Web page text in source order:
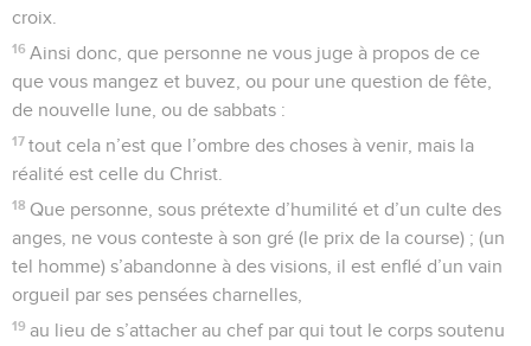
croix.
16 Ainsi donc, que personne ne vous juge à propos de ce
que vous mangez et buvez, ou pour une question de fête,
de nouvelle lune, ou de sabbats :
17 tout cela n’est que l’ombre des choses à venir, mais la
réalité est celle du Christ.
18 Que personne, sous prétexte d’humilité et d’un culte des
anges, ne vous conteste à son gré (le prix de la course) ; (un
tel homme) s’abandonne à des visions, il est enflé d’un vain
orgueil par ses pensées charnelles,
19 au lieu de s’attacher au chef par qui tout le corps soutenu